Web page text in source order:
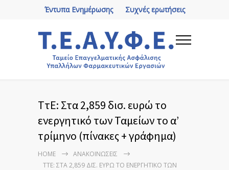
Συχνές ερωτήσεις
Έντυπα Ενημέρωσης
ΤτΕ: Στα 2,859 δισ. ευρώ το
ενεργητικό των Ταμείων το α’
τρίμηνο (πίνακες + γράφημα)
HOME
ΑΝΑΚΟΙΝΏΣΕΙΣ
ΤΤΕ: ΣΤΑ 2,859 ΔΙΣ. ΕΥΡΏ ΤΟ ΕΝΕΡΓΗΤΙΚΌ ΤΩΝ